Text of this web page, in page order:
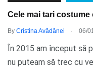
Cele mai tari
By Cristina Avădănei . 06/
În 2015 am început să
nu puteam să trec cu